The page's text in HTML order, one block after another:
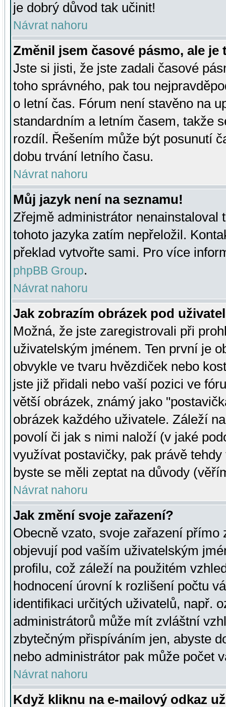
je dobrý důvod tak učinit!
Návrat nahoru
Změnil jsem časové pásmo, ale je
Jste si jisti, že jste zadali časové
toho správného, pak tou
o letní čas. Fórum není stavěno na
standardním a letním časem, takže
rozdíl. Řešením může být posunutí
dobu trvání letního času.
Návrat nahoru
Můj jazyk není na seznamu!
Zřejmě administrátor nenainstaloval
tohoto jazyka zatím nepřeložil.
překlad vytvořte sami. Pro více
phpBB Group.
Návrat nahoru
Jak zobrazím obrázek pod
Možná, že jste zaregistrovali při
uživatelským jménem. Ten první je
obvykle ve tvaru hvězdiček nebo
jste již přidali nebo vaší pozici ve
větší obrázek, známý jako
obrázek každého uživatele. Záleží
povolí či jak s nimi naloží (v jaké
využívat postavičky, pak právě
byste se měli zeptat na důvody
Návrat nahoru
Jak změní svoje zařazení?
Obecně vzato, svoje zařazení přímo
objevují pod vaším uživatelským
profilu, což záleží na použitém
hodnocení úrovní k rozlišení počtu
identifikaci určitých uživatelů, např.
administrátorů může mít zvláštní
zbytečným přispíváním jen, abyste
nebo administrátor pak může počet
Návrat nahoru
Když kliknu na e-mailový odkaz